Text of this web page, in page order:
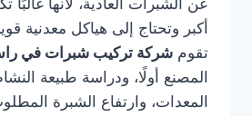
عن الشبرات العادية، لأنها
أكبر وتحتاج إلى هياكل معدنية
تقوم شركة تركيب شبرات في
المصنع أولًا، ودراسة طبيعة
المعدات، وارتفاع الشبرة